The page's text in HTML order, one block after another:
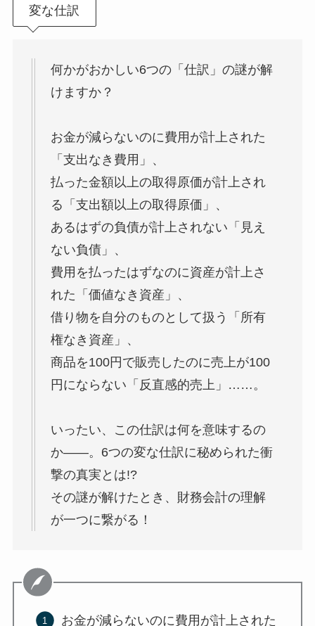
変な仕訳
何かがおかしい6つの「仕訳」の謎が解
けますか？
お金が減らないのに費用が計上された
「支出なき費用」、
払った金額以上の取得原価が計上され
る「支出額以上の取得原価」、
あるはずの負債が計上されない「見え
ない負債」、
費用を払ったはずなのに資産が計上さ
れた「価値なき資産」、
借り物を自分のものとして扱う「所有
権なき資産」、
商品を100円で販売したのに売上が100
円にならない「反直感的売上」……。
いったい、この仕訳は何を意味するの
か――。6つの変な仕訳に秘められた衝
撃の真実とは!?
その謎が解けたとき、財務会計の理解
が一つに繋がる！
お金が減らないのに費用が計上された